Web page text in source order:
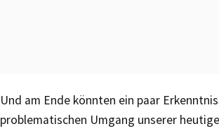
Und am Ende könnten ein paar
problematischen Umgang unserer